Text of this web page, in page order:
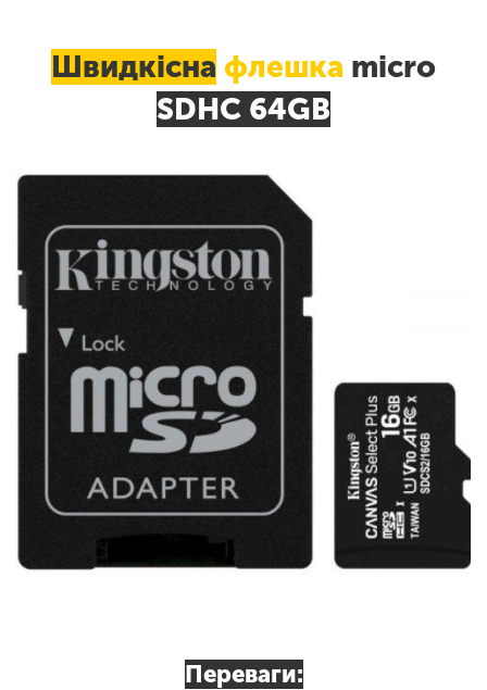
Швидкісна флешка micro
SDHC 64GB
Переваги: